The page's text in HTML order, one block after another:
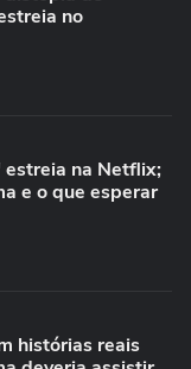
no
na Netflix;
e o que esperar
histórias reais